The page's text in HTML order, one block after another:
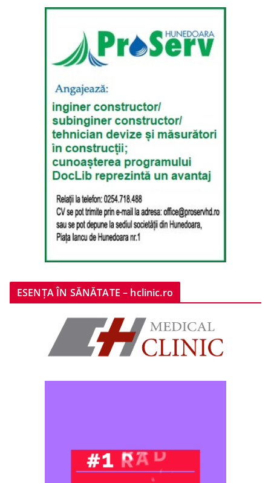
ESENȚA ÎN SĂNĂTATE – hclinic.ro